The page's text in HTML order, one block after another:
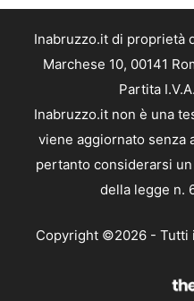
Inabruzzo.it di proprietà
Marchese 10, 00141
Partita
Inabruzzo.it non è una
viene aggiornato senza
pertanto considerarsi
della legge n.
Copyright ©2026 - Tutti